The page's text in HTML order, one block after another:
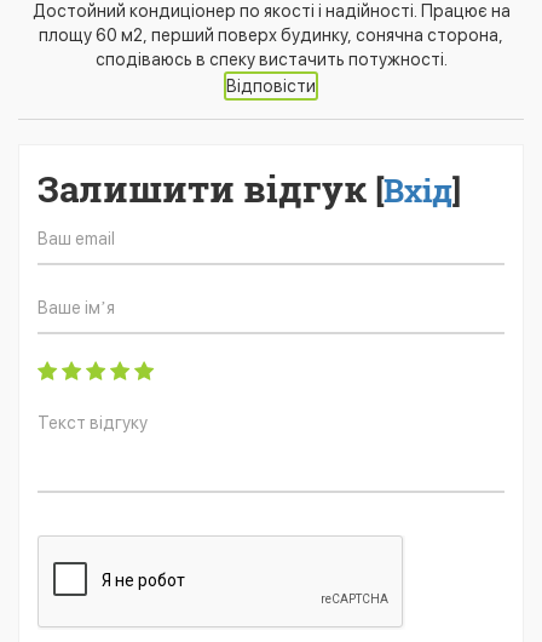
Достойний кондиціонер по якості і надійності. Працює на
площу 60 м2, перший поверх будинку, сонячна сторона,
сподіваюсь в спеку вистачить потужності.
Відповісти
Залишити відгук [Вхід]